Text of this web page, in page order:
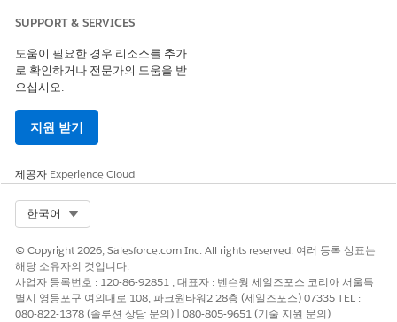
SUPPORT & SERVICES
도움이 필요한 경우 리소스를 추가
로 확인하거나 전문가의 도움을 받
으십시오.
지원 받기
제공자 Experience Cloud
한국어
© Copyright 2026, Salesforce.com Inc. All rights reserved. 여러 등록 상표는
해당 소유자의 것입니다.
사업자 등록번호 : 120-86-92851 , 대표자 : 벤슨웡 세일즈포스 코리아 서울특
별시 영등포구 여의대로 108, 파크원타워2 28층 (세일즈포스) 07335 TEL :
080-822-1378 (솔루션 상담 문의) | 080-805-9651 (기술 지원 문의)